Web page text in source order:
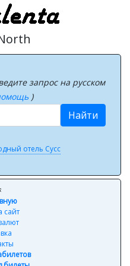
запрос на русском
)
Найти
отель Сусс
сайт